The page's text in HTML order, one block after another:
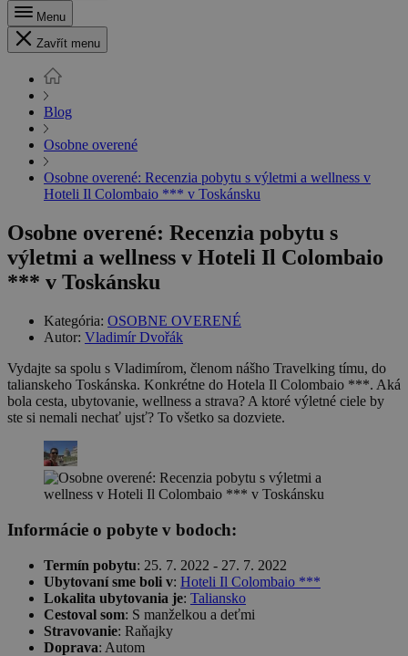
Menu
Zavřít menu
Blog
Osobne overené
Osobne overené: Recenzia pobytu s výletmi a wellness v
Hoteli Il Colombaio *** v Toskánsku
Osobne overené: Recenzia pobytu s
výletmi a wellness v Hoteli Il Colombaio
*** v Toskánsku
Kategória: OSOBNE OVERENÉ
Autor: Vladimír Dvořák
Vydajte sa spolu s Vladimírom, členom nášho Travelking tímu, do
talianskeho Toskánska. Konkrétne do Hotela Il Colombaio ***. Aká
bola cesta, ubytovanie, wellness a strava? A ktoré výletné ciele by
ste si nemali nechať ujsť? To všetko sa dozviete.
Informácie o pobyte v bodoch:
Termín pobytu: 25. 7. 2022 - 27. 7. 2022
Ubytovaní sme boli v: Hoteli Il Colombaio ***
Lokalita ubytovania je: Taliansko
Cestoval som: S manželkou a deťmi
Stravovanie: Raňajky
Doprava: Autom